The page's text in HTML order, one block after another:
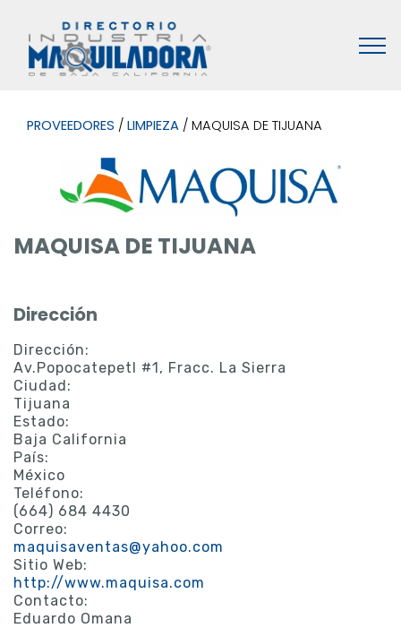
PROVEEDORES / LIMPIEZA / MAQUISA DE TIJUANA
MAQUISA DE TIJUANA
Dirección
Dirección:
Av.Popocatepetl #1, Fracc. La Sierra
Ciudad:
Tijuana
Estado:
Baja California
País:
México
Teléfono:
(664) 684 4430
Correo:
maquisaventas@yahoo.com
Sitio Web:
http://www.maquisa.com
Contacto:
Eduardo Omana